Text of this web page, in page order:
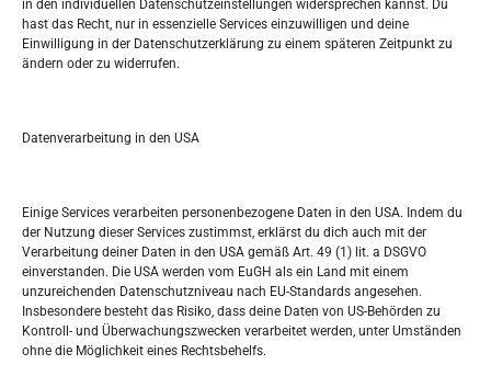
in den individuellen Datenschutzeinstellungen widersprechen kannst. Du
hast das Recht, nur in essenzielle Services einzuwilligen und deine
Einwilligung in der Datenschutzerklärung zu einem späteren Zeitpunkt zu
ändern oder zu widerrufen.
Datenverarbeitung in den USA
Einige Services verarbeiten personenbezogene Daten in den USA. Indem du
der Nutzung dieser Services zustimmst, erklärst du dich auch mit der
Verarbeitung deiner Daten in den USA gemäß Art. 49 (1) lit. a DSGVO
einverstanden. Die USA werden vom EuGH als ein Land mit einem
unzureichenden Datenschutzniveau nach EU-Standards angesehen.
Insbesondere besteht das Risiko, dass deine Daten von US-Behörden zu
Kontroll- und Überwachungszwecken verarbeitet werden, unter Umständen
ohne die Möglichkeit eines Rechtsbehelfs.
S
e
a
h
M D M D F S S
1
3 4 5 6 7 8
10 11 12 13 14 15 16